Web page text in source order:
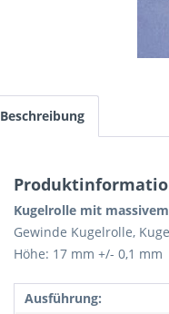
Beschreibung
Kugelrolle mit
Gewinde Kugelrolle,
Höhe: 17 mm +/- 0,1 mm
Ausführung: